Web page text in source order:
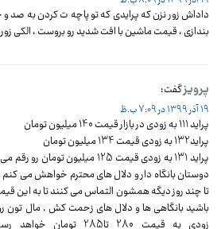
داداش زور نزن که پرایدی که تو پاچه ت کردن به صد
بندازی ، قیمت ماشین با افت شدید رو بروست ، الکی
پرویزگفت:
19 آذر 1399 در 7:09 ب.ظ
پراید 111 به زودی در بازار قیمت 140 میلیون تومان
پراید132 به زودی قیمت 134 میلیون تومان
پراید 131 به زودی قیمت 125
دوستان بانگاه دار و دلال های محترم خواهش می
تا چند روز دیگه همشون التماس می کنند تا به این
زودی به قیمت 280